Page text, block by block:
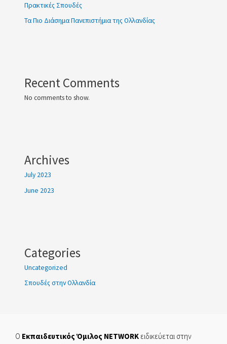
Πρακτικές Σπουδές
Τα Πιο Διάσημα Πανεπιστήμια της Ολλανδίας
Recent Comments
No comments to show.
Archives
July 2023
June 2023
Categories
Uncategorized
Σπουδές στην Ολλανδία
Ο Εκπαιδευτικός Όμιλος NETWORK ειδικεύεται στην